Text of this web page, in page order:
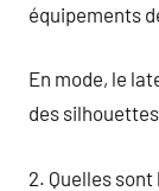
équipements
En mode, le
des
2. Quelles